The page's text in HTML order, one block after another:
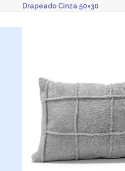
Drapeado Cinza 50×30